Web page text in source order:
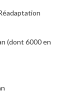
(dont 6000 en